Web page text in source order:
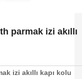
parmak izi akıllı
izi akıllı kapı kolu